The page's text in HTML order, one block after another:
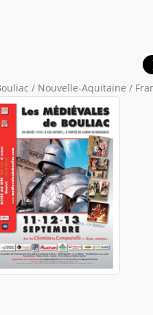
/ Nouvelle-Aquitaine /